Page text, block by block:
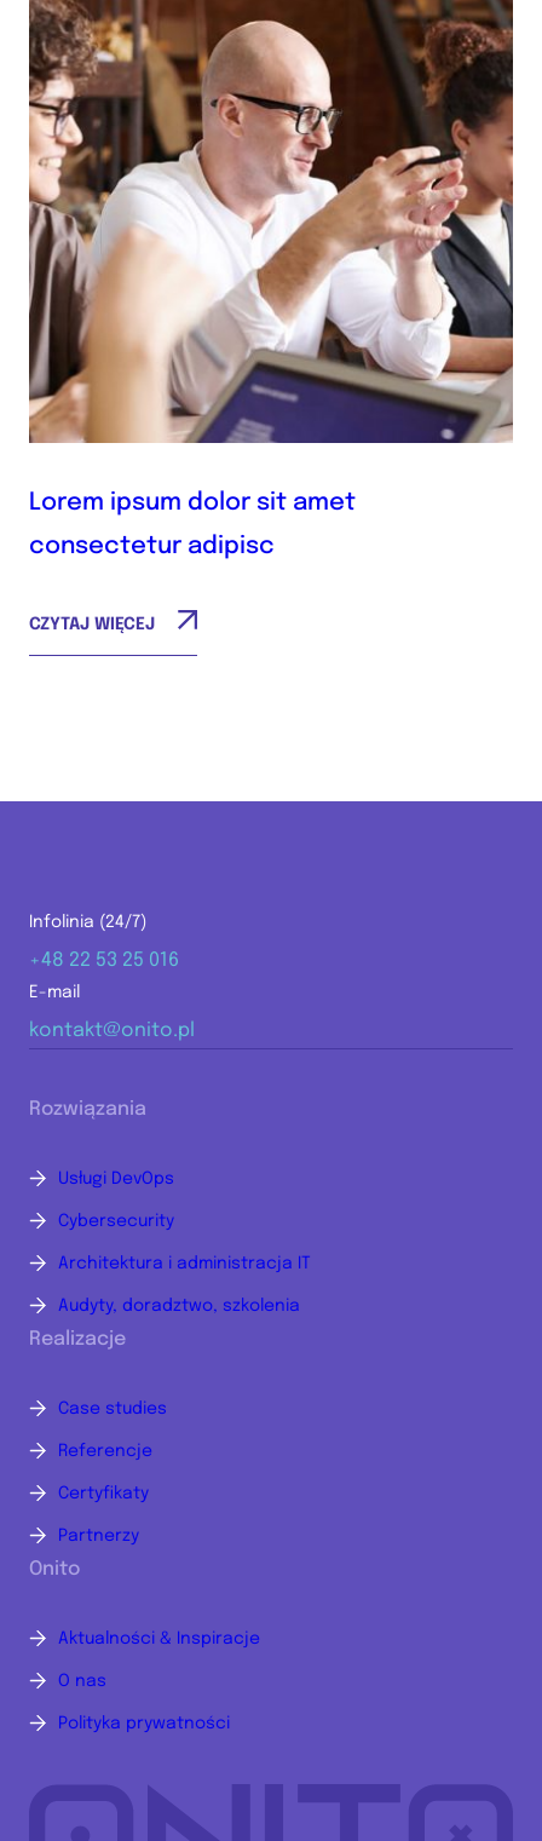
Lorem ipsum dolor sit amet
consectetur adipisc
CZYTAJ WIĘCEJ
Infolinia (24/7)
+48 22 53 25 016
E-mail
kontakt@onito.pl
Rozwiązania
Usługi DevOps
Cybersecurity
Architektura i administracja IT
Audyty, doradztwo, szkolenia
Realizacje
Case studies
Referencje
Certyfikaty
Partnerzy
Onito
Aktualności & Inspiracje
O nas
Polityka prywatności